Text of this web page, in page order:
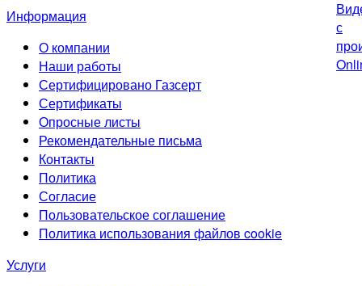
Информация
О компании
Наши работы
Сертифицировано Газсерт
Сертификаты
Опросные листы
Рекомендательные письма
Контакты
Политика
Согласие
Пользовательское соглашение
Политика использования файлов cookie
Услуги